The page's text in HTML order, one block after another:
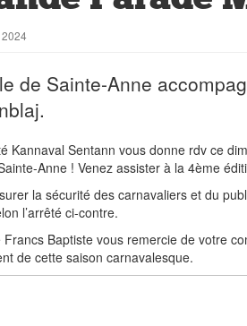
de Sainte-Anne
Kannaval Sentann vous donne rdv ce
Anne ! Venez assister à la 4ème
la sécurité des carnavaliers et du
l’arrêté ci-contre.
Francs Baptiste vous remercie de votre
de cette saison carnavalesque.